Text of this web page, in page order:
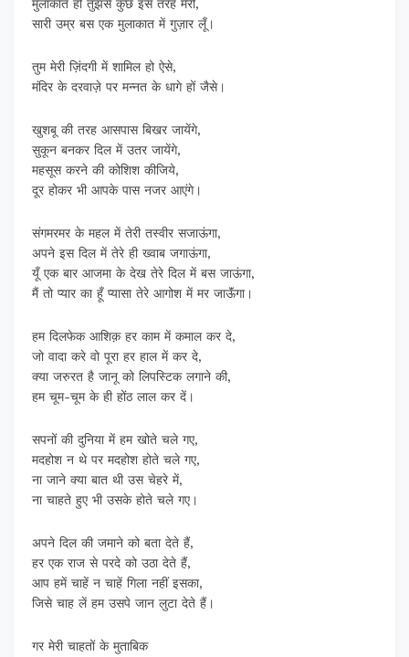
मुलाकात हो तुझसे कुछ इस तरह मेरी,
सारी उम्र बस एक मुलाकात में गुज़ार लूँ।
तुम मेरी ज़िंदगी में शामिल हो ऐसे,
मंदिर के दरवाज़े पर मन्नत के धागे हों जैसे।
खुशबू की तरह आसपास बिखर जायेंगे,
सुकून बनकर दिल में उतर जायेंगे,
महसूस करने की कोशिश कीजिये,
दूर होकर भी आपके पास नजर आएंगे।
संगमरमर के महल में तेरी तस्वीर सजाऊंगा,
अपने इस दिल में तेरे ही ख्वाब जगाऊंगा,
यूँ एक बार आजमा के देख तेरे दिल में बस जाऊंगा,
मैं तो प्यार का हूँ प्यासा तेरे आगोश में मर जाऊॅंगा।
हम दिलफेक आशिक़ हर काम में कमाल कर दे,
जो वादा करे वो पूरा हर हाल में कर दे,
क्या जरुरत है जानू को लिपस्टिक लगाने की,
हम चूम-चूम के ही होंठ लाल कर दें।
सपनों की दुनिया में हम खोते चले गए,
मदहोश न थे पर मदहोश होते चले गए,
ना जाने क्या बात थी उस चेहरे में,
ना चाहते हुए भी उसके होते चले गए।
अपने दिल की जमाने को बता देते हैं,
हर एक राज से परदे को उठा देते हैं,
आप हमें चाहें न चाहें गिला नहीं इसका,
जिसे चाह लें हम उसपे जान लुटा देते हैं।
गर मेरी चाहतों के मुताबिक